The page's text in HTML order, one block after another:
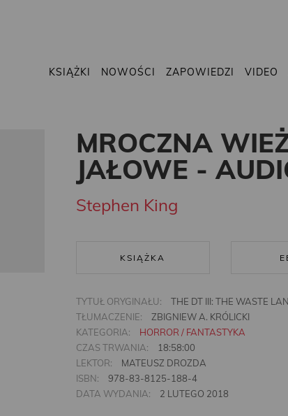
KSIĄŻKI NOWOŚCI ZAPOWIEDZI VIDEO
MROCZNA
JAŁOWE -
Stephen King
KSIĄŻKA
TYTUŁ ORYGINAŁU:
THE DT III: THE WASTE
TŁUMACZENIE:
ZBIGNIEW A. KRÓLICKI
KATEGORIA:
HORROR / FANTASTYKA
CZAS TRWANIA:
18:58:00
LEKTOR:
MATEUSZ DROZDA
ISBN:
978-83-8125-188-4
DATA WYDANIA:
2 LUTEGO 2018